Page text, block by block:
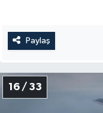
Paylaş
16 / 33